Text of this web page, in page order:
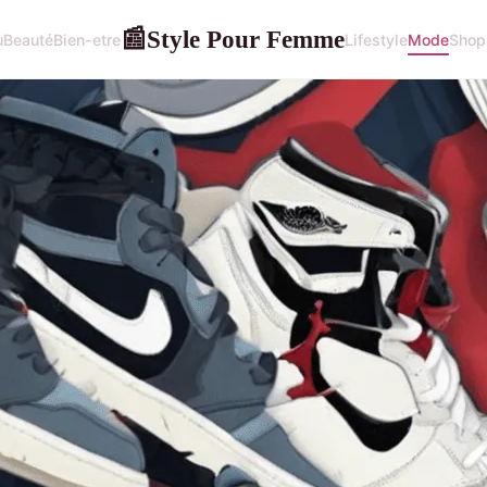
BeautéBien-etre📰Style Pour FemmeLifestyleMode